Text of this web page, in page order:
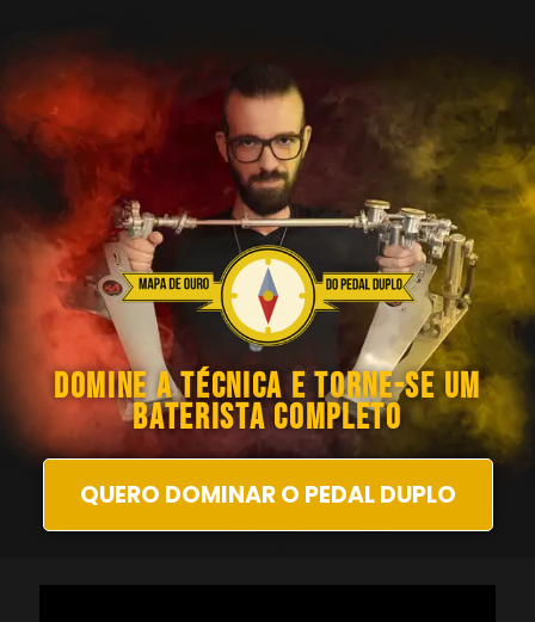
DOMINE A TÉCNICA E TORNE-SE UM
BATERISTA COMPLETO
QUERO DOMINAR O PEDAL DUPLO